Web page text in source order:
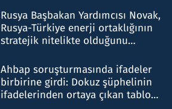
Rusya Başbakan Yardımcısı Novak,
Rusya-Türkiye enerji ortaklığının
stratejik nitelikte olduğunu
Ahbap soruşturmasında ifadeler
birbirine girdi: Dokuz şüphelinin
ifadelerinden ortaya çıkan tablo